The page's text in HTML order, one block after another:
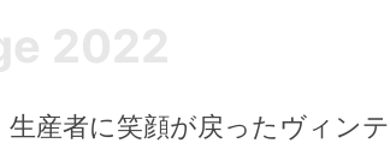
2022
産者に笑顔が戻ったヴィンテ